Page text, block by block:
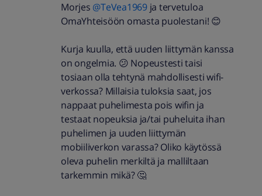
Morjes @TeVea1969ja tervetuloa
OmaYhteisöön omasta puolestani! 😊
Kurja kuulla, että uuden liittymän kanssa
on ongelmia. 😕 Nopeustesti taisi
tosiaan olla tehtynä mahdollisesti wifi-
verkossa? Millaisia tuloksia saat, jos
nappaat puhelimesta pois wifin ja
testaat nopeuksia ja/tai puheluita ihan
puhelimen ja uuden liittymän
mobiiliverkon varassa? Oliko käytössä
oleva puhelin merkiltä ja malliltaan
tarkemmin mikä? 🤔